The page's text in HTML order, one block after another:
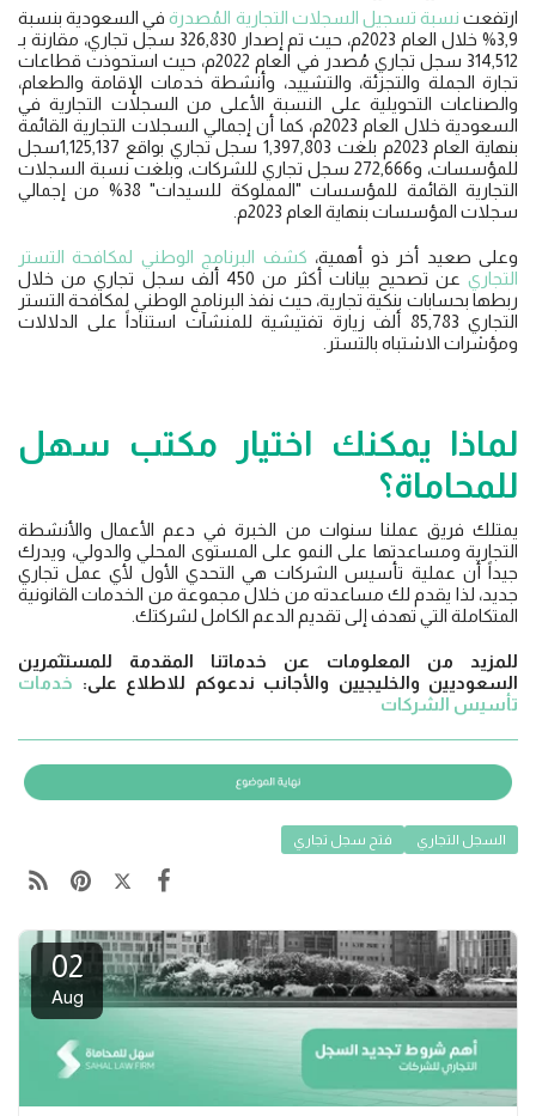
ارتفعت نسبة تسجيل السجلات التجارية المُصدرةفي السعودية بنسبة
3,9% خلال العام 2023م، حيث تم إصدار 326,830 سجل تجاري، مقارنة بـ
314,512 سجل تجاري مُصدر في العام 2022م، حيث استحوذت قطاعات
تجارة الجملة والتجزئة، والتشييد، وأنشطة خدمات الإقامة والطعام،
والصناعات التحويلية على النسبة الأعلى من السجلات التجارية في
السعودية خلال العام 2023م، كما أن إجمالي السجلات التجارية القائمة
بنهاية العام 2023م بلغت 1,397,803 سجل تجاري بواقع 1,125,137سجل
للمؤسسات، و272,666 سجل تجاري للشركات، وبلغت نسبة السجلات
التجارية القائمة للمؤسسات "المملوكة للسيدات" 38% من إجمالي
سجلات المؤسسات بنهاية العام 2023م.
وعلى صعيد أخر ذو أهمية، كشف البرنامج الوطني لمكافحة التستر
التجاري
عن تصحيح بيانات أكثر من 450 ألف سجل تجاري من خلال
ربطها بحسابات بنكية تجارية، حيث نفذ البرنامج الوطني لمكافحة التستر
التجاري 85,783 ألف زيارة تفتيشية للمنشآت استناداً على الدلالات
ومؤشرات الاشتباه بالتستر.
لماذا يمكنك اختيار مكتب سهل
للمحاماة؟
يمتلك فريق عملنا سنوات من الخبرة في دعم الأعمال والأنشطة
التجارية ومساعدتها على النمو على المستوى المحلي والدولي، ويدرك
جيداً أن عملية تأسيس الشركات هي التحدي الأول لأي عمل تجاري
جديد، لذا يقدم لك مساعدته من خلال مجموعة من الخدمات القانونية
المتكاملة التي تهدف إلى تقديم الدعم الكامل لشركتك.
للمزيد من المعلومات عن خدماتنا المقدمة للمستثمرين
السعوديين والخليجيين والأجانب ندعوكم للاطلاع على: خدمات
تأسيس الشركات
السجل التجاري فتح سجل تجاري
02
Aug